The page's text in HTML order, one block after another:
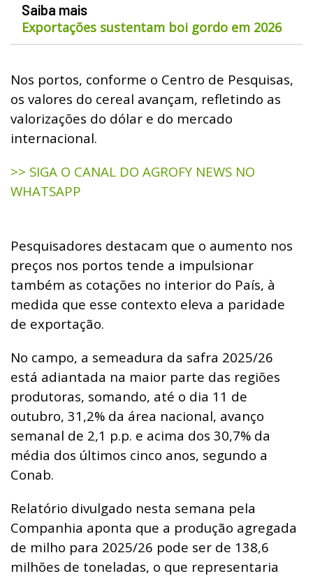
Saiba mais
Exportações sustentam boi gordo em 2026
Nos portos, conforme o Centro de Pesquisas,
os valores do cereal avançam, refletindo as
valorizações do dólar e do mercado
internacional.
>> SIGA O CANAL DO AGROFY NEWS NO
WHATSAPP
Pesquisadores destacam que o aumento nos
preços nos portos tende a impulsionar
também as cotações no interior do País, à
medida que esse contexto eleva a paridade
de exportação.
No campo, a semeadura da safra 2025/26
está adiantada na maior parte das regiões
produtoras, somando, até o dia 11 de
outubro, 31,2% da área nacional, avanço
semanal de 2,1 p.p. e acima dos 30,7% da
média dos últimos cinco anos, segundo a
Conab.
Relatório divulgado nesta semana pela
Companhia aponta que a produção agregada
de milho para 2025/26 pode ser de 138,6
milhões de toneladas, o que representaria